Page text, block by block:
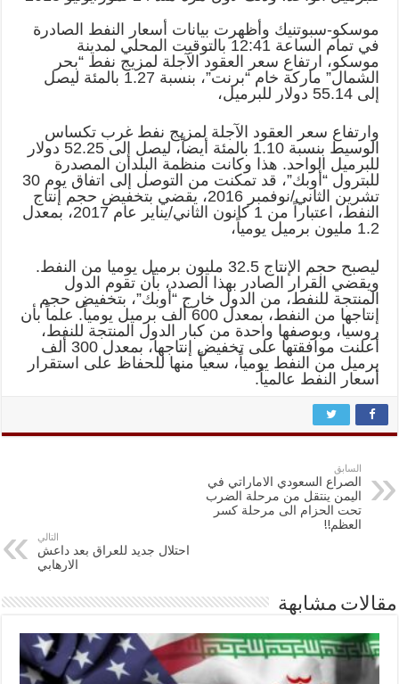
موسكو-سبوتنيك وأظهرت بيانات أسعار النفط الصادرة
في تمام الساعة 12:41 بالتوقيت المحلي لمدينة
موسكو، ارتفاع سعر العقود الآجلة لمزيج نفط “بحر
الشمال” ماركة خام “برنت”، بنسبة 1.27 بالمئة ليصل
إلى 55.14 دولار للبرميل،
وارتفاع سعر العقود الآجلة لمزيج نفط غرب تكساس
الوسيط بنسبة 1.10 بالمئة أيضاً، ليصل إلى 52.25 دولار
للبرميل الواحد. هذا وكانت منظمة البلدان المصدرة
للبترول “أوبك”، قد تمكنت من التوصل إلى اتفاق يوم 30
تشرين الثاني/نوفمبر 2016، يقضي بتخفيض حجم إنتاج
النفط، اعتباراً من 1 كانون الثاني/يناير عام 2017، بمعدل
1.2 مليون برميل يومياً،
ليصبح حجم الإنتاج 32.5 مليون برميل يوميا من النفط.
ويقضي القرار الصادر بهذا الصدد، بأن تقوم الدول
المنتجة للنفط، من الدول خارج “أوبك”، بتخفيض حجم
إنتاجها من النفط، بمعدل 600 ألف برميل يومياً. علماً بأن
روسيا، وبوصفها واحدة من كبار الدول المنتجة للنفط،
أعلنت موافقتها على تخفيض إنتاجها، بمعدل 300 ألف
برميل من النفط يومياً، سعياً منها للحفاظ على استقرار
أسعار النفط عالمياً.
السابق
الصراع السعودي الاماراتي في
اليمن ينتقل من مرحلة الضرب
تحت الحزام الى مرحلة كسر
العظم!!
التالي
احتلال جديد للعراق بعد داعش
الارهابي
مقالات مشابهة